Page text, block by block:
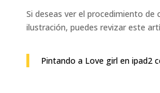
Si deseas ver el procedimiento de
ilustración, puedes revizar este
Pintando a Love girl en ipad2